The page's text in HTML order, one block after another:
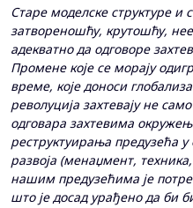
Старе моделске структуре и
затвореношћу, крутошћу,
адекватно да одговоре
Промене које се морају
време, које доноси
револуција захтевају не
одговара захтевима
реструктуирања предузећа
развоја (менаџмент,
нашим предузећима је
што је досад урађено да би